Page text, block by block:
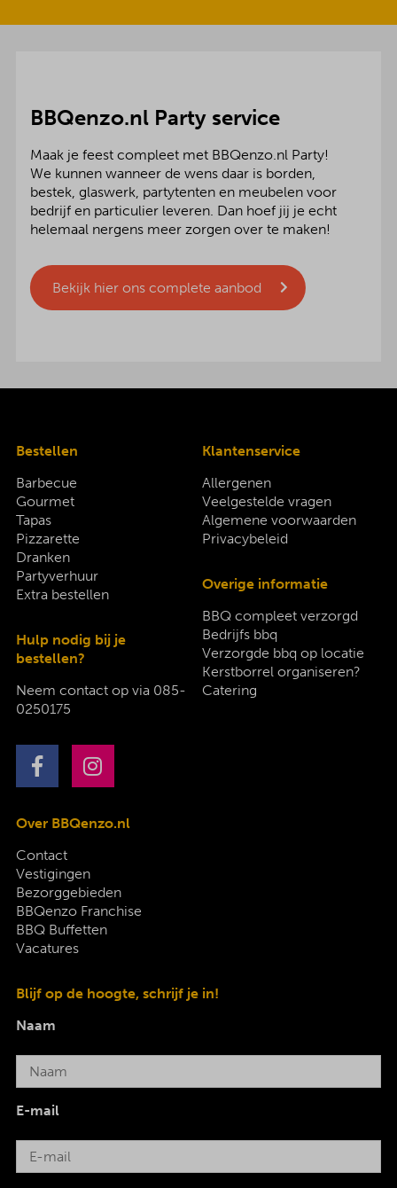
BBQenzo.nl Party service
Maak je feest compleet met BBQenzo.nl Party!
We kunnen wanneer de wens daar is borden,
bestek, glaswerk, partytenten en meubelen voor
bedrijf en particulier leveren. Dan hoef jij je echt
helemaal nergens meer zorgen over te maken!
Bekijk hier ons complete aanbod
Bestellen
Barbecue
Gourmet
Tapas
Pizzarette
Dranken
Partyverhuur
Extra bestellen
Hulp nodig bij je
bestellen?
Neem contact op via 085-
0250175
Klantenservice
Allergenen
Veelgestelde vragen
Algemene voorwaarden
Privacybeleid
Overige informatie
BBQ compleet verzorgd
Bedrijfs bbq
Verzorgde bbq op locatie
Kerstborrel organiseren?
Catering
Over BBQenzo.nl
Contact
Vestigingen
Bezorggebieden
BBQenzo Franchise
BBQ Buffetten
Vacatures
Blijf op de hoogte, schrijf je in!
Naam
E-mail